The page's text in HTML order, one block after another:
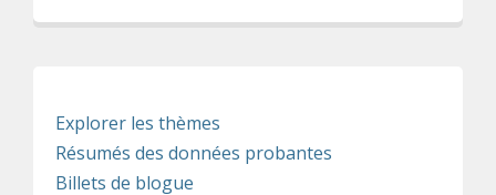
Explorer les thèmes
Résumés des données probantes
Billets de blogue